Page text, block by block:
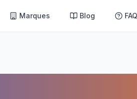
Marques Blog FAQ